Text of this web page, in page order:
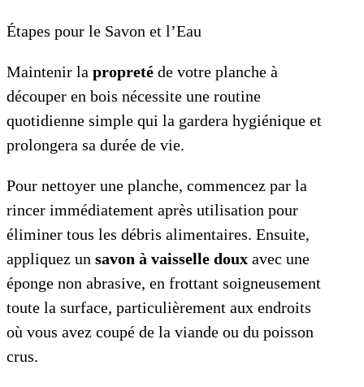
Étapes pour le Savon et l’Eau
Maintenir la propreté de votre planche à
découper en bois nécessite une routine
quotidienne simple qui la gardera hygiénique et
prolongera sa durée de vie.
Pour nettoyer une planche, commencez par la
rincer immédiatement après utilisation pour
éliminer tous les débris alimentaires. Ensuite,
appliquez un savon à vaisselle doux avec une
éponge non abrasive, en frottant soigneusement
toute la surface, particulièrement aux endroits
où vous avez coupé de la viande ou du poisson
crus.